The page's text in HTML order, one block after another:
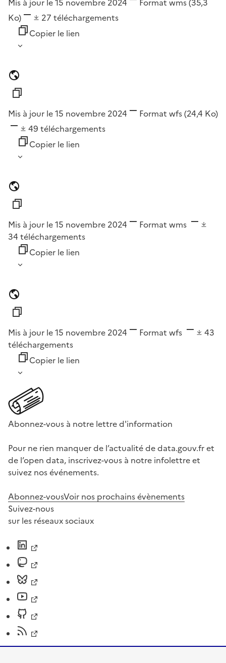
Mis à jour le 15 novembre 2024 Format wms(35,3
Ko)
27 téléchargements
Copier le lien
Mis à jour le 15 novembre 2024 Format wfs(24,4 Ko)
49 téléchargements
Copier le lien
Mis à jour le 15 novembre 2024 Format wms
34 téléchargements
Copier le lien
Mis à jour le 15 novembre 2024 Format wfs
43
téléchargements
Copier le lien
Abonnez-vous à notre lettre d'information
Pour ne rien manquer de l’actualité de data.gouv.fr et
de l’open data, inscrivez-vous à notre infolettre et
suivez nos événements.
Abonnez-vousVoir nos prochains évènements
Suivez-nous
sur les réseaux sociaux